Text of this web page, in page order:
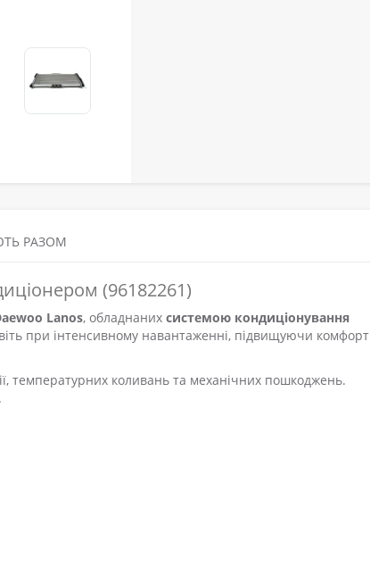
РАЗОМ
(96182261)
Lanos, обладнаних системою кондиціонування
при інтенсивному навантаженні, підвищуючи комфорт
температурних коливань та механічних пошкоджень.